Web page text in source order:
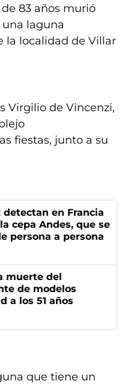
83 años murió
laguna
la localidad de Villar
Virgilio de Vincenzi,
fiestas, junto a su
detectan en Francia
cepa Andes, que se
persona a persona
muerte del
de modelos
a los 51 años
que tiene un